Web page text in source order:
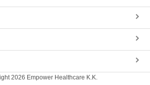
2026 Empower Healthcare K.K.